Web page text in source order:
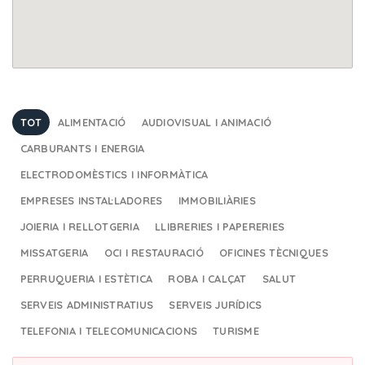
TOT ALIMENTACIÓ
AUDIOVISUAL I ANIMACIÓ
CARBURANTS I ENERGIA
ELECTRODOMÈSTICS I INFORMÀTICA
EMPRESES INSTAL·LADORES
IMMOBILIÀRIES
JOIERIA I RELLOTGERIA
LLIBRERIES I PAPERERIES
MISSATGERIA
OCI I RESTAURACIÓ
OFICINES TÈCNIQUES
PERRUQUERIA I ESTÈTICA
ROBA I CALÇAT
SALUT
SERVEIS ADMINISTRATIUS
SERVEIS JURÍDICS
TELEFONIA I TELECOMUNICACIONS
TURISME